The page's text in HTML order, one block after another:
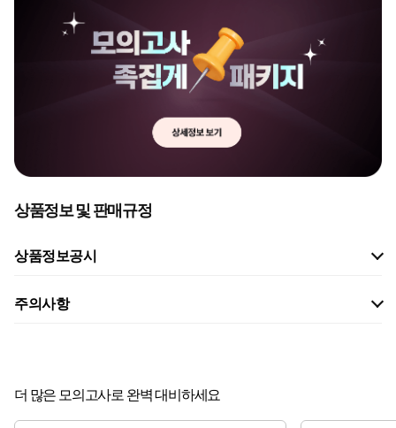
상품정보 및 판매규정
상품정보공시
주의사항
더 많은 모의고사로 완벽 대비하세요